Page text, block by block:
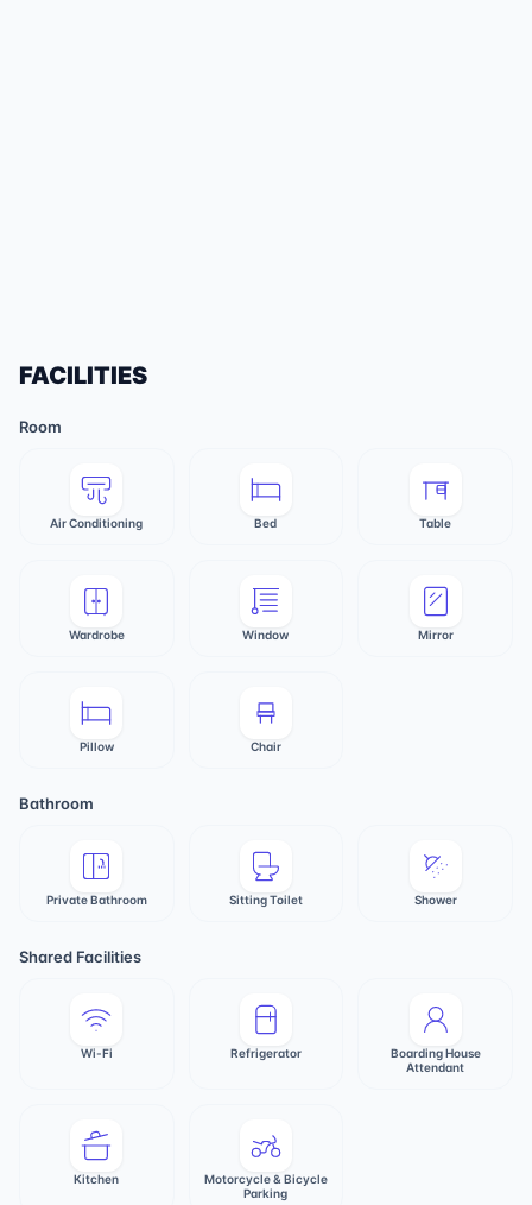
FACILITIES
Room
Air Conditioning Bed Table
Wardrobe Window Mirror
Pillow Chair
Bathroom
Private Bathroom Sitting Toilet Shower
Shared Facilities
Wi-Fi Refrigerator
Boarding House
Attendant
Kitchen
Motorcycle & Bicycle
Parking